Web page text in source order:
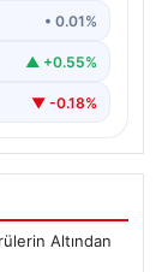
• 0.01%
▲ +0.55%
▼ -0.18%
Altından